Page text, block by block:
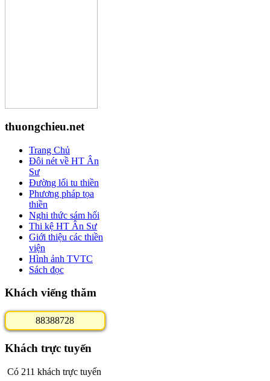
thuongchieu.net
Trang Chủ
Đôi nét về HT Ân
Sư
Đường lối tu thiền
Phương pháp tọa
thiền
Nghi thức sám hối
Thi kệ HT Ân Sư
Giới thiệu các thiền
viện
Hình ảnh TVTC
Sách đọc
Khách viếng thăm
88388728
Khách trực tuyến
Có 211 khách trực tuyến